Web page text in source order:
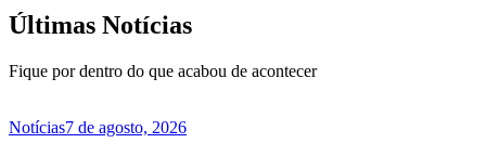
Últimas Notícias
Fique por dentro do que acabou de acontecer
Notícias7 de agosto, 2026